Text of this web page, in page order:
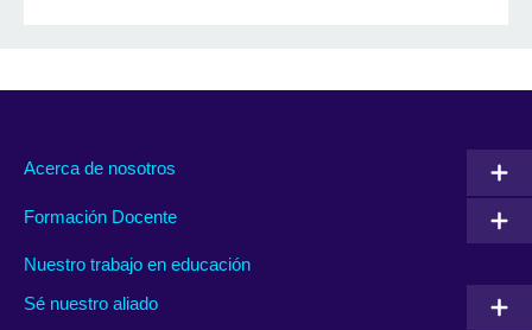
Acerca de nosotros
Formación Docente
Nuestro trabajo en educación
Sé nuestro aliado